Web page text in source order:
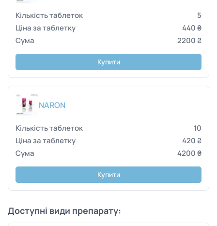
5
440 ₴
2200 ₴
Купити
NARON
10
420 ₴
4200 ₴
Купити
Доступні види препарату: